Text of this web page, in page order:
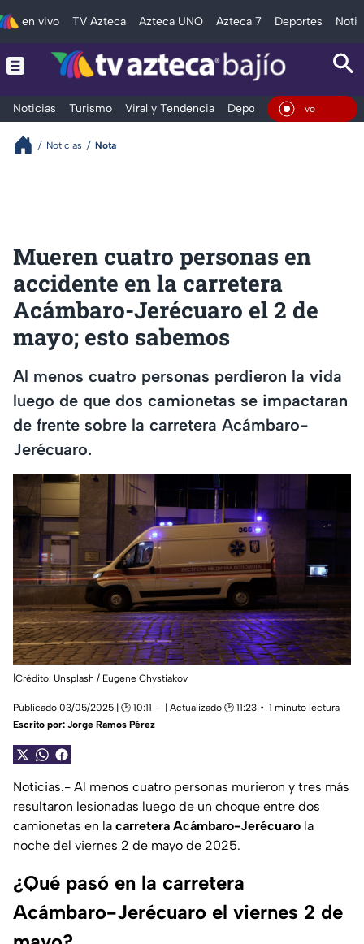
en vivo TV Azteca Azteca UNO Azteca 7 Deportes
Noticias Turismo Viral y Tendencia Deportes Espectáculos
En
Noticias Nota
Mueren cuatro personas en
accidente en la carretera
Acámbaro-Jerécuaro el 2 de
mayo; esto sabemos
Al menos cuatro personas perdieron la vida
luego de que dos camionetas se impactaran
de frente sobre la carretera Acámbaro-
Jerécuaro.
|Crédito: Unsplash / Eugene Chystiakov
Publicado 03/05/2025 | 🕑 10:11 | Actualizado 🕑 11:23
1 minuto lectura
Escrito por: Jorge Ramos Pérez
Noticias.- Al menos cuatro personas murieron y tres más
resultaron lesionadas luego de un choque entre dos
camionetas en la carretera Acámbaro-Jerécuaro la
noche del viernes 2 de mayo de 2025.
¿Qué pasó en la carretera
Acámbaro-Jerécuaro el viernes 2 de